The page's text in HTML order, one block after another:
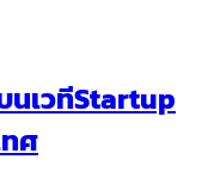
นเวทีStartup
ศ